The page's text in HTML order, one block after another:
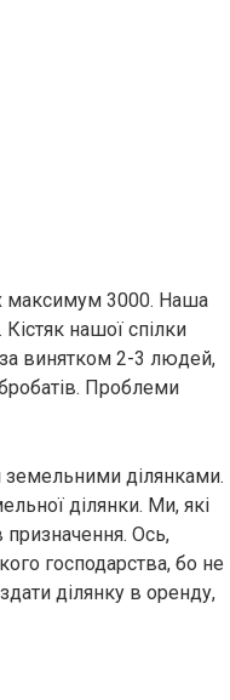
максимум 3000. Наша
нашої спілки
за винятком 2-3 людей,
Проблеми
ділянками.
ділянки. Ми, які
Ось,
господарства, бо не
ділянку в оренду,